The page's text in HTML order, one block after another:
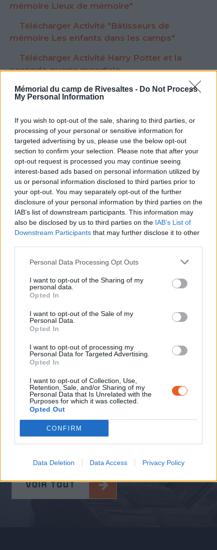
Mémorial du camp de Rivesaltes - Do Not Process
My Personal Information
If you wish to opt-out of the sale, sharing to third parties, or
processing of your personal or sensitive information for
targeted advertising by us, please use the below opt-out
section to confirm your selection. Please note that after your
opt-out request is processed you may continue seeing
interest-based ads based on personal information utilized by
us or personal information disclosed to third parties prior to
your opt-out. You may separately opt-out of the further
disclosure of your personal information by third parties on the
IAB’s list of downstream participants. This information may
also be disclosed by us to third parties on the IAB’s List of
Downstream Participants that may further disclose it to other
Personal Data Processing Opt Outs
I want to opt-out of the Sharing of my
personal data.
Opted In
I want to opt-out of the Sale of my
Personal Data.
Opted In
I want to opt-out of processing my
Personal Data for Targeted Advertising.
Opted In
I want to opt-out of Collection, Use,
Retention, Sale, and/or Sharing of my
Personal Data that Is Unrelated with the
Purposes for which it was collected.
Opted Out
CONFIRM
Data Deletion Data Access Privacy Policy
mémoire Lieux de mémoire"
Télécharger Activité "Bâtisseurs de
mémoire Les enfants dans les camps"
Télécharger Activité Harry Potter et la
seconde guerre mondiale
Voir la ressource
précédente
Voir la ressource
suivante
Newsletter
Restez informé et recevez tous les mois la
programmation et les actualités du
Mémorial.
S'INSCRIRE
Ressources
Témoignages de l’exposition
permanente, conférences, lectures, ressources
pédagogiques sont à votre disposition.
Afin de préparer ou de prolonger votre visite,
découvrez les ressources du Mémorial du Camp
de Rivesaltes.
VOIR TOUT